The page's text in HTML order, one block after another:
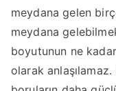
meydana gelen
meydana
boyutunun ne
olarak